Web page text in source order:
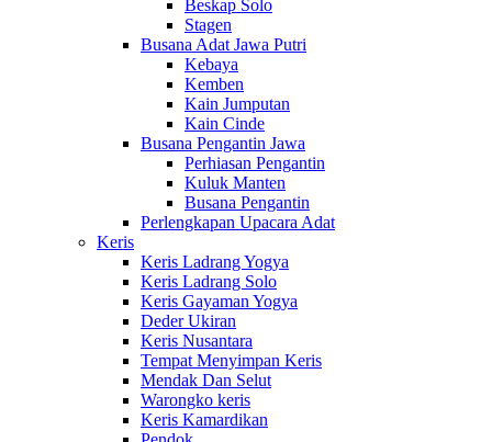
Beskap Solo
Stagen
Busana Adat Jawa Putri
Kebaya
Kemben
Kain Jumputan
Kain Cinde
Busana Pengantin Jawa
Perhiasan Pengantin
Kuluk Manten
Busana Pengantin
Perlengkapan Upacara Adat
Keris
Keris Ladrang Yogya
Keris Ladrang Solo
Keris Gayaman Yogya
Deder Ukiran
Keris Nusantara
Tempat Menyimpan Keris
Mendak Dan Selut
Warongko keris
Keris Kamardikan